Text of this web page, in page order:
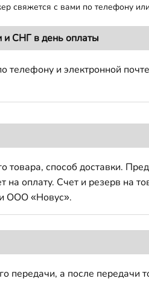
свяжется с вами по телефону
и СНГ в день оплаты
и электронной
способ доставки.
оплату. Счет и резерв на
ООО «Новус».
передачи, а после передачи